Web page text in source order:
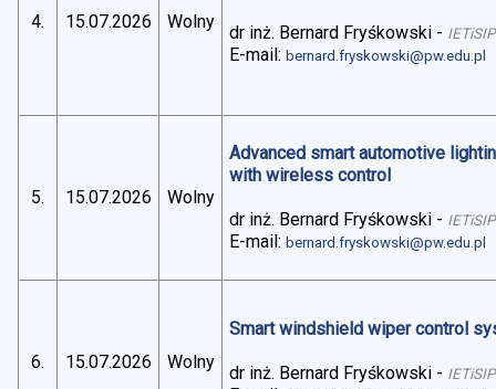
4. 15.07.2026 Wolny
dr inż. Bernard Fryśkowski - IETiSIP
E-mail:bernard.fryskowski@pw.edu.pl
5. 15.07.2026 Wolny
Advanced smart automotive
with wireless control
dr inż. Bernard Fryśkowski - IETiSIP
E-mail:bernard.fryskowski@pw.edu.pl
6. 15.07.2026 Wolny
Smart windshield wiper control
dr inż. Bernard Fryśkowski - IETiSIP